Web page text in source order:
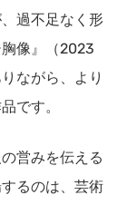
過不足なく形
像』（2023
ながら、より
です。
営みを伝える
るのは、芸術